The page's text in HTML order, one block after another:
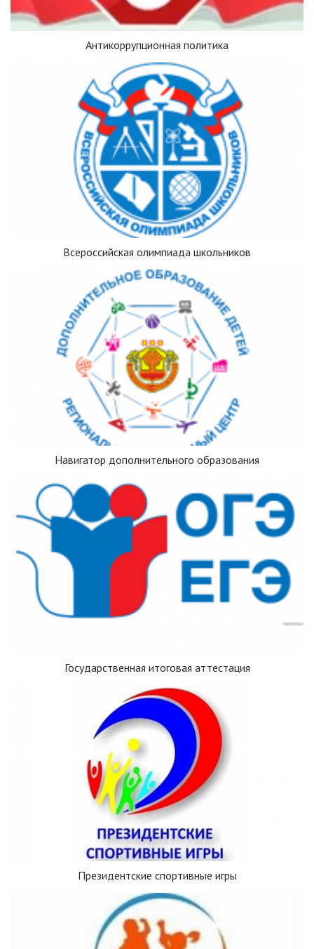
Антикоррупционная политика
Всероссийская олимпиада школьников
Навигатор дополнительного образования
Государственная итоговая аттестация
Президентские спортивные игры